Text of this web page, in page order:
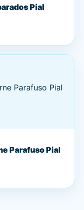
Pial
Parafuso Pial